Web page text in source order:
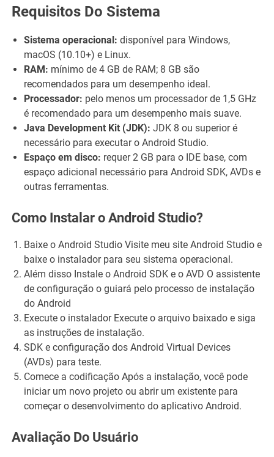
Requisitos Do Sistema
Sistema operacional: disponível para Windows,
macOS (10.10+) e Linux.
RAM: mínimo de 4 GB de RAM; 8 GB são
recomendados para um desempenho ideal.
Processador: pelo menos um processador de 1,5 GHz
é recomendado para um desempenho mais suave.
Java Development Kit (JDK): JDK 8 ou superior é
necessário para executar o Android Studio.
Espaço em disco: requer 2 GB para o IDE base, com
espaço adicional necessário para Android SDK, AVDs e
outras ferramentas.
Como Instalar o Android Studio?
Baixe o Android Studio Visite meu site Android Studio e
baixe o instalador para seu sistema operacional.
Além disso Instale o Android SDK e o AVD O assistente
de configuração o guiará pelo processo de instalação
do Android
Execute o instalador Execute o arquivo baixado e siga
as instruções de instalação.
SDK e configuração dos Android Virtual Devices
(AVDs) para teste.
Comece a codificação Após a instalação, você pode
iniciar um novo projeto ou abrir um existente para
começar o desenvolvimento do aplicativo Android.
Avaliação Do Usuário